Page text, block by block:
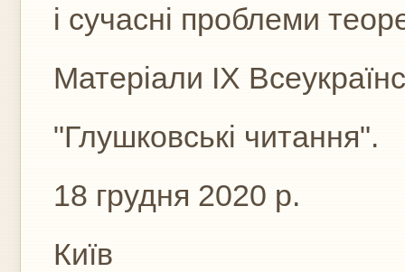
і сучасні проблеми
Матеріали IX
"Глушковські читання".
18 грудня 2020 р.
Київ